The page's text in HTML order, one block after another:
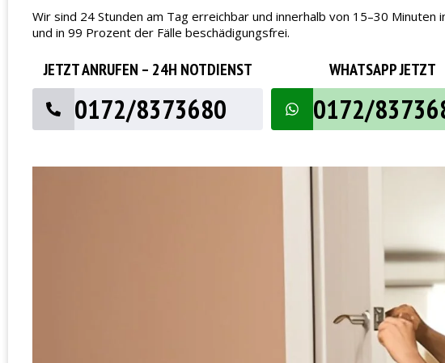
Wir sind 24 Stunden am Tag erreichbar und innerhalb von 15–30
und in 99 Prozent der Fälle beschädigungsfrei.
JETZT ANRUFEN – 24H NOTDIENST
0172/8373680
WHATSAPP JETZT
0172/